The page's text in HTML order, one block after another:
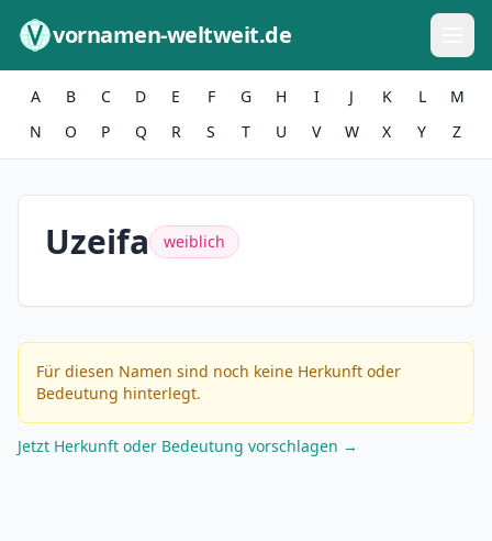
vornamen-weltweit.de
A B C D E F G H I J K L
M
N
O P Q R S T U V W X Y Z
Uzeifa weiblich
Für diesen Namen sind noch keine Herkunft oder
Bedeutung hinterlegt.
Jetzt Herkunft oder Bedeutung vorschlagen →